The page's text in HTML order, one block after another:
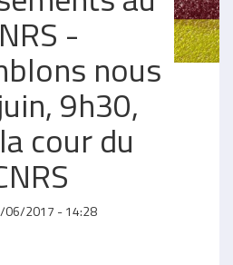
-
nous
9h30,
cour du
06/2017 - 14:28